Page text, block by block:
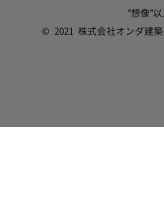
"想像"以
© 2021 株式会社オンダ建築